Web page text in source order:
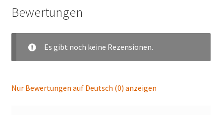
Bewertungen
Es gibt noch keine Rezensionen.
Nur Bewertungen auf Deutsch (0) anzeigen